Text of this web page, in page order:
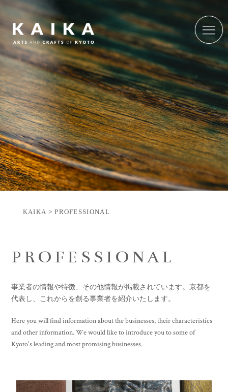
KAIKA >PROFESSIONAL
PROFESSIONAL
事業者の情報や特徴、その他情報が掲載されています。京都を
代表し、これからを創る事業者を紹介いたします。
Here you will find information about the businesses, their characteristics
and other information. We would like to introduce you to some of
Kyoto's leading and most promising businesses.